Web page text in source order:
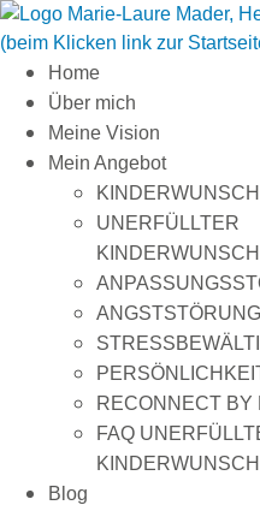
Zum
Inhalt
springenHome
Über mich
Meine Vision
Mein Angebot
KINDERWUNSCH
UNERFÜLLTER
KINDERWUNSCH
RECONNECT BY
FAQ
KINDERWUNSCH
Blog